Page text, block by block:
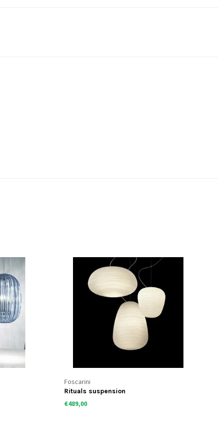
Foscarini
Rituals suspension
€489,00